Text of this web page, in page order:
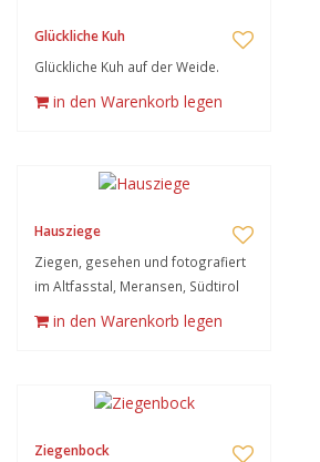
Glückliche Kuh
Glückliche Kuh auf der Weide.
in den Warenkorb legen
Hausziege
Ziegen, gesehen und fotografiert
im Altfasstal, Meransen, Südtirol
in den Warenkorb legen
Ziegenbock